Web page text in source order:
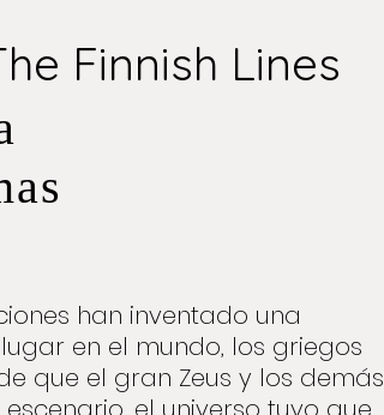
han inventado una
en el mundo, los griegos
que el gran Zeus y los demás
Finnish Lines